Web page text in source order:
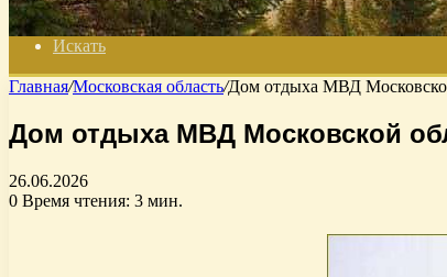
Искать
Главная/Московская область/Дом отдыха МВД
Дом отдыха МВД Московской
26.06.2026
0 Время чтения: 3 мин.